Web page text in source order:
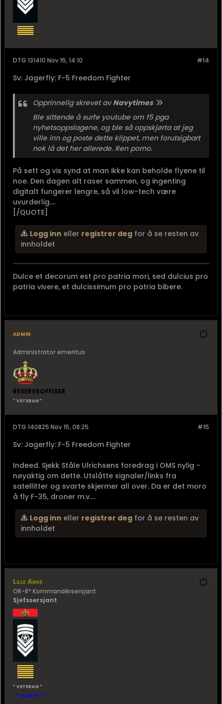
Logg inn eller registrer degfor å se resten av
innholdet
Din_Laban
OR-6 Oversersjant
#14
Opprinnelig skrevet av
nyhetsoppslagene, og ble så oppskjørta at jeg
nok lå det her allerede. Ren porno.
På sett og vis synd at man ikke kan beholde flyene til
noe. Den dagen alt raser sammen, og ingenting
digitalt fungerer lengre, så vil low-tech være
uvurderlig....
[/QUOTE]
Logg inn
innholdet
admin
Administrator emeritus
RESERVEOFFISER
* VETERAN *
DTG 140825 Nov 15, 08:25